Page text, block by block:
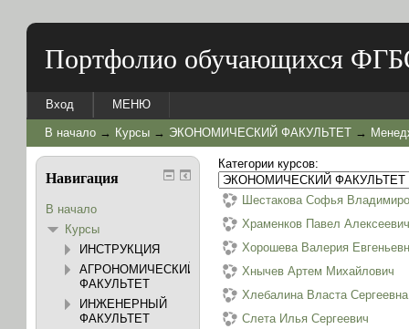
Портфолио обучающихся
Вход МЕНЮ
В начало → Курсы → ЭКОНОМИЧЕСКИЙ ФАКУЛЬТЕТ →
Категории курсов:
Шестакова Софья
Храменков Павел
Хорошева Валерия
Хнычев Артем Михайлович
Хлебалина Власта Сергеевна
Слета Илья Сергеевич
Навигация
В начало
Курсы
ИНСТРУКЦИЯ
АГРОНОМИЧЕСКИЙ
ФАКУЛЬТЕТ
ИНЖЕНЕРНЫЙ
ФАКУЛЬТЕТ